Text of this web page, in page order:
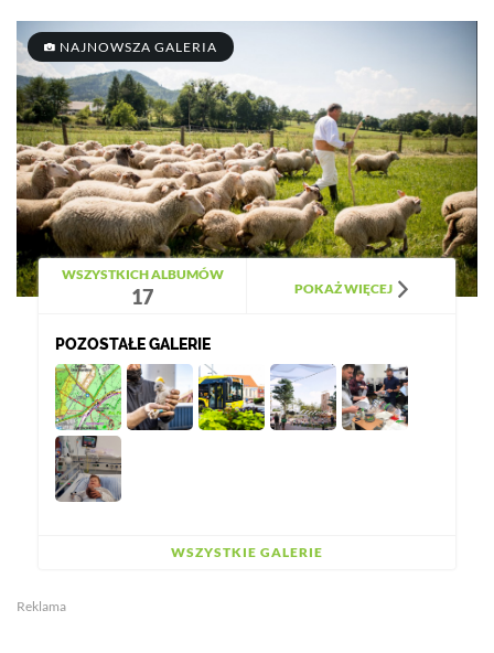
NAJNOWSZA GALERIA
WSZYSTKICH ALBUMÓW
17 POKAŻ WIĘCEJ
POZOSTAŁE GALERIE
WSZYSTKIE GALERIE
Reklama